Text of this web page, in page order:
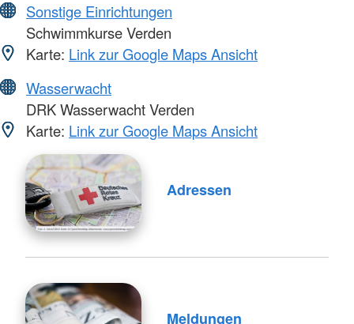
Sonstige Einrichtungen
Schwimmkurse Verden
Karte: Link zur Google Maps Ansicht
Wasserwacht
DRK Wasserwacht Verden
Karte: Link zur Google Maps Ansicht
Adressen
Meldungen